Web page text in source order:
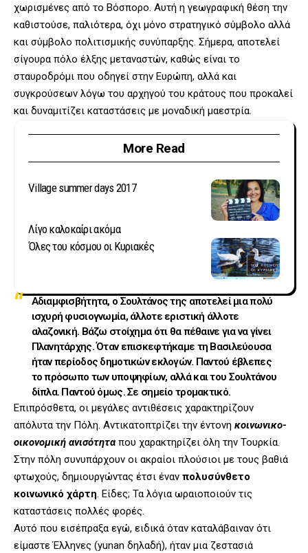
χωρισμένες από το Βόσπορο. Αυτή η γεωγραφική θέση την
καθιστούσε, παλιότερα, όχι μόνο στρατηγικό σύμβολο αλλά
και σύμβολο πολιτισμικής συνύπαρξης. Σήμερα, αποτελεί
σίγουρα πόλο έλξης μεταναστών, καθώς είναι το
σταυροδρόμι που οδηγεί στην Ευρώπη, αλλά και
συγκρούσεων λόγω του αρχηγού του κράτους που προκαλεί
και δυναμιτίζει καταστάσεις με μοναδική μαεστρία.
More Read
Village summer days 2017
Λίγο καλοκαίρι ακόμα
Όλες του κόσμου οι Κυριακές
Αδιαμφισβήτητα, ο Σουλτάνος της αποτελεί μια πολύ
ισχυρή φυσιογνωμία, άλλοτε εριστική άλλοτε
αλαζονική. Βάζω στοίχημα ότι θα πέθαινε για να γίνει
Πλανητάρχης. Όταν επισκεφτήκαμε τη Βασιλεύουσα
ήταν περίοδος δημοτικών εκλογών. Παντού έβλεπες
το πρόσωπο των υποψηφίων, αλλά και του Σουλτάνου
δίπλα. Παντού όμως. Σε σημείο τρομακτικό.
Επιπρόσθετα, οι μεγάλες αντιθέσεις χαρακτηρίζουν
απόλυτα την Πόλη. Αντικατοπτρίζει την έντονη κοινωνικο-
οικονομική ανισότητα που χαρακτηρίζει όλη την Τουρκία.
Στην πόλη συνυπάρχουν οι ακραίοι πλούσιοι με τους βαθιά
φτωχούς, δημιουργώντας έτσι έναν πολυσύνθετο
κοινωνικό χάρτη. Είδες; Τα λόγια ωραιοποιούν τις
καταστάσεις πολλές φορές.
Αυτό που εισέπραξα εγώ, ειδικά όταν καταλάβαιναν ότι
είμαστε Έλληνες (yunan δηλαδή), ήταν μια ζεστασιά